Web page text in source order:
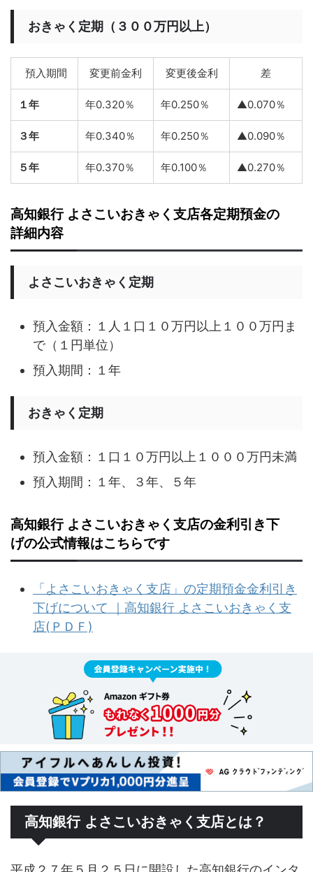
おきゃく定期（３００万円以上）
預入期間 変更前金利 変更後金利 差
１年 年0.320％ 年0.250％ ▲0.070％
３年 年0.340％ 年0.250％ ▲0.090％
５年 年0.370％ 年0.100％ ▲0.270％
高知銀行 よさこいおきゃく支店各定期預金の
詳細内容
よさこいおきゃく定期
預入金額：１人１口１０万円以上１００万円ま
で（１円単位）
預入期間：１年
おきゃく定期
預入金額：１口１０万円以上１０００万円未満
預入期間：１年、３年、５年
高知銀行 よさこいおきゃく支店の金利引き下
げの公式情報はこちらです
「よさこいおきゃく支店」の定期預金金利引き
下げについて ｜高知銀行 よさこいおきゃく支
店(ＰＤＦ)
高知銀行 よさこいおきゃく支店とは？